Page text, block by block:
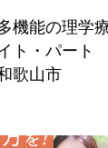
機能の理学
ト・パート
歌山市